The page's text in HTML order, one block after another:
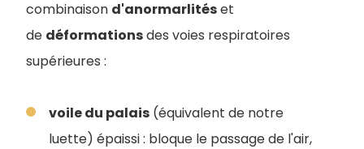
combinaison d'anormarlitéset
de déformationsdes voies respiratoires
supérieures :
voile du palais (équivalent de notre
luette) épaissi : bloque le passage de l'air,